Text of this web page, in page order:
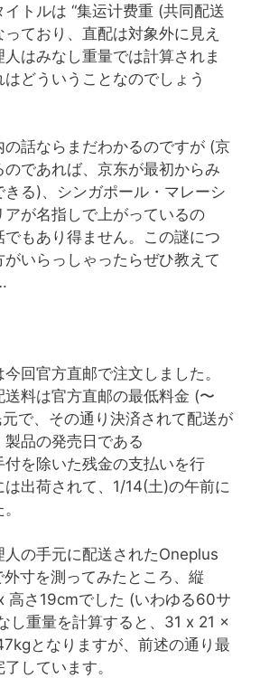
トルは “集运计费重 (共同配送
ており、直配は対象外に見え
人はみなし重量では計算されま
どういうことなのでしょう
話ならまだわかるのですが (京
であれば、京东が最初からみ
きる)、シンガポール・マレーシ
アが名指しで上がっているの
もあり得ません。この謎につ
いらっしゃったらぜひ教えて
回官方直邮で注文しました。
料は官方直邮の最低料金 (〜
で、その通り決済されて配送が
品の発売日である
を除いた残金の支払いを行
出荷されて、1/14(土)の午前に
の手元に配送されたOneplus
外寸を測ってみたところ、縦
高さ19cmでした (いわゆる60サ
し重量を計算すると、31 x 21 x
となりますが、前述の通り最
しています。